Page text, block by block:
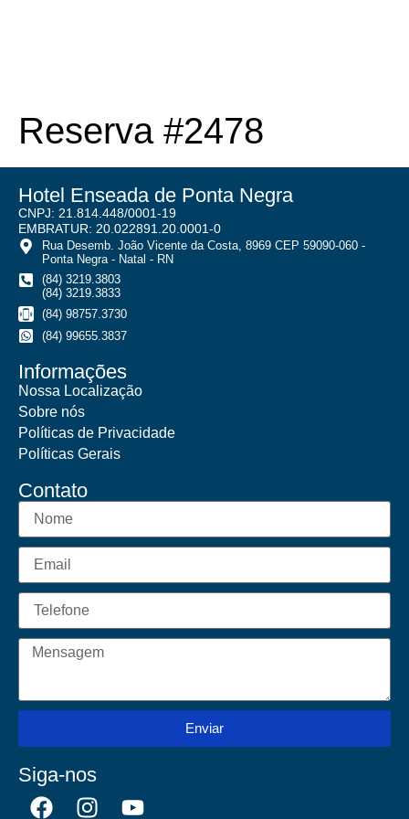
Reserva #2478
Hotel Enseada de Ponta Negra
CNPJ: 21.814.448/0001-19
EMBRATUR: 20.022891.20.0001-0
Rua Desemb. João Vicente da Costa, 8969 CEP 59090-060 -
Ponta Negra - Natal - RN
(84) 3219.3803
(84) 3219.3833
(84) 98757.3730
(84) 99655.3837
Informações
Nossa Localização
Sobre nós
Políticas de Privacidade
Políticas Gerais
Contato
Enviar
Siga-nos